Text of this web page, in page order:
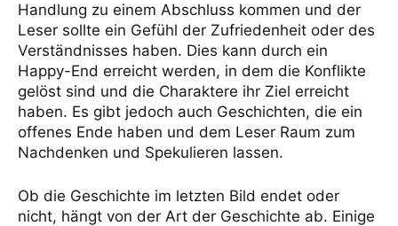
Handlung zu einem Abschluss kommen und der
Leser sollte ein Gefühl der Zufriedenheit oder des
Verständnisses haben. Dies kann durch ein
Happy-End erreicht werden, in dem die Konflikte
gelöst sind und die Charaktere ihr Ziel erreicht
haben. Es gibt jedoch auch Geschichten, die ein
offenes Ende haben und dem Leser Raum zum
Nachdenken und Spekulieren lassen.
Ob die Geschichte im letzten Bild endet oder
nicht, hängt von der Art der Geschichte ab. Einige